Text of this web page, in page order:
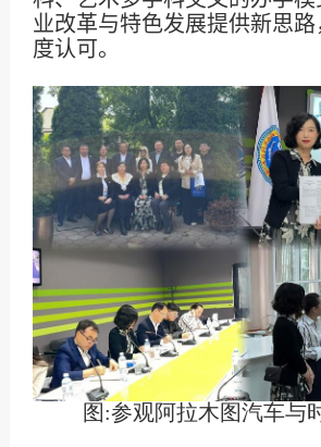
业改革与特色发展提供新思
度认可。
图:参观阿拉木图汽车与